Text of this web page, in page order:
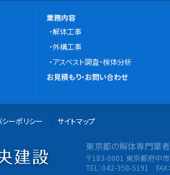
事
業
内
容
業務内容
解体工事
外構工事
アスベスト調査・検体分析
無
お
も
り・
お見積もり・お問い合わせ
シーポリシー サイトマップ
有限会社 東央建設
東京都の解体専門業者
〒183-0001 東京都府中
TEL：042-358-5191 FAX